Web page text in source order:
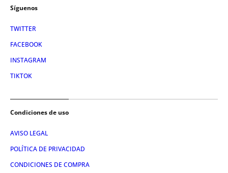
Síguenos
TWITTER
FACEBOOK
INSTAGRAM
TIKTOK
Condiciones de uso
AVISO LEGAL
POLÍTICA DE PRIVACIDAD
CONDICIONES DE COMPRA